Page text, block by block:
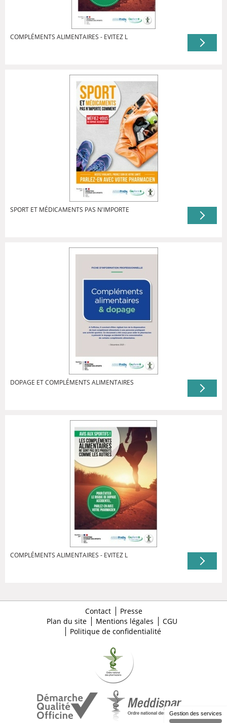
COMPLÉMENTS ALIMENTAIRES - EVITEZ L
SPORT ET MÉDICAMENTS PAS N'IMPORTE
DOPAGE ET COMPLÉMENTS ALIMENTAIRES
COMPLÉMENTS ALIMENTAIRES - EVITEZ L
Contact
Presse
Plan du site
Mentions légales
CGU
Politique de confidentialité
Gestion des services